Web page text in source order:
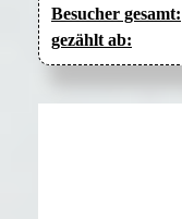
Besucher gesamt:
gezählt ab: